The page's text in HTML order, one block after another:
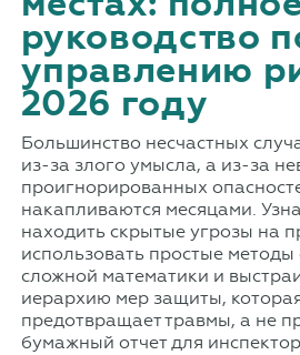
руководство
управлению
2026 году
Большинство несчастных
из-за злого умысла, а из-за
проигнорированных
накапливаются месяцами.
находить скрытые угрозы на
использовать простые методы
сложной математики и
иерархию мер защиты,
предотвращает травмы, а не
бумажный отчет для